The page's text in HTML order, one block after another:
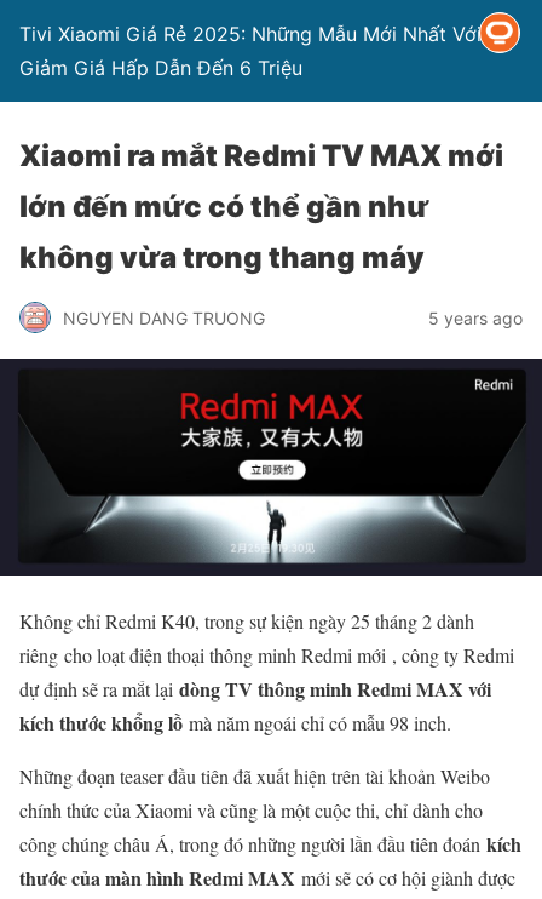
Tivi Xiaomi Giá Rẻ 2025: Những Mẫu Mới Nhất Với
Giảm Giá Hấp Dẫn Đến 6 Triệu
Xiaomi ra mắt Redmi TV MAX mới
lớn đến mức có thể gần như
không vừa trong thang máy
NGUYEN DANG TRUONG 5 years ago
Không chỉ Redmi K40, trong sự kiện ngày 25 tháng 2 dành
riêng cho loạt điện thoại thông minh Redmi mới , công ty Redmi
dự định sẽ ra mắt lại dòng TV thông minh Redmi MAX với
kích thước khổng lồ mà năm ngoái chỉ có mẫu 98 inch.
Những đoạn teaser đầu tiên đã xuất hiện trên tài khoản Weibo
chính thức của Xiaomi và cũng là một cuộc thi, chỉ dành cho
công chúng châu Á, trong đó những người lần đầu tiên đoán kích
thước của màn hình Redmi MAX mới sẽ có cơ hội giành được